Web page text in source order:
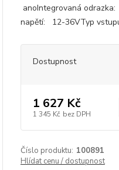
anoIntegrovaná
napětí: 12-36VTyp
Dostupnost
1 627 Kč
1 345 Kč bez DPH
Číslo produktu: 100891
Hlídat cenu / dostupnost